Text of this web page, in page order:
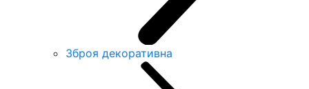
Зброя декоративна